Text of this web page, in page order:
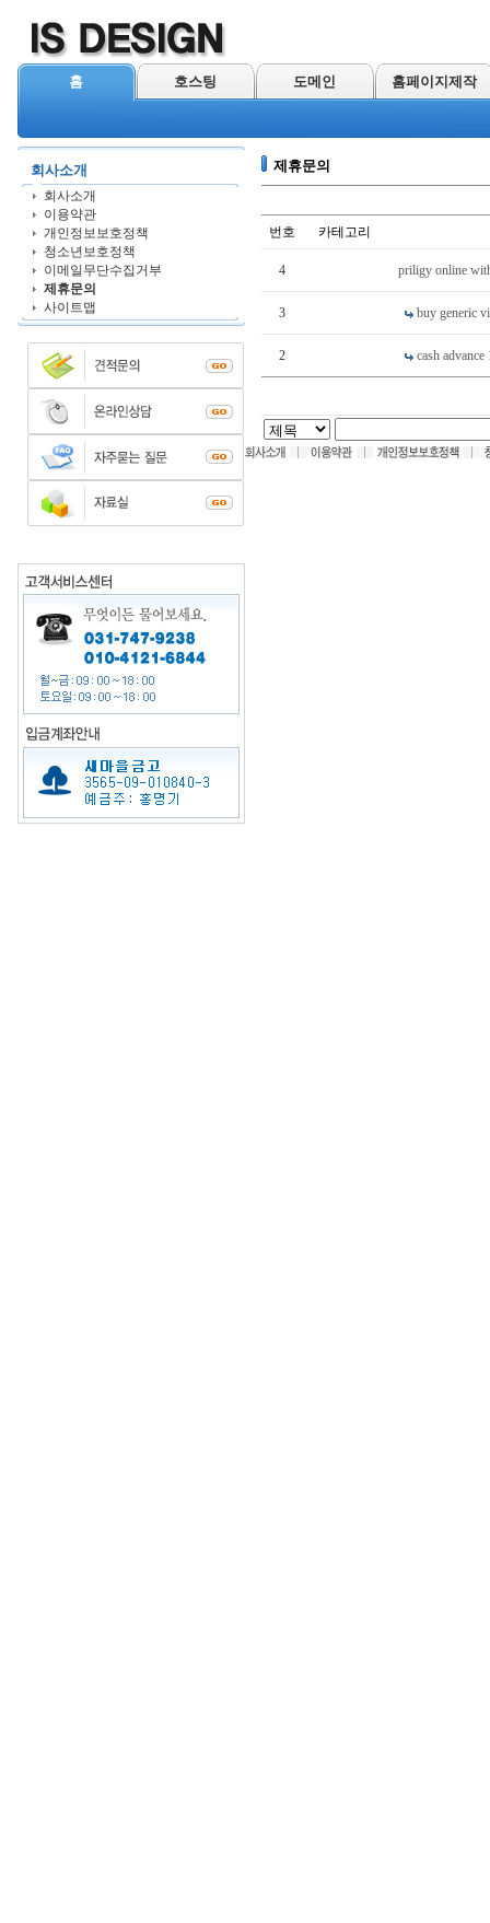
홈 호스팅 도메인 홈페이지제작
회사소개
회사소개
이용약관
개인정보보호정책
청소년보호정책
이메일무단수집거부
제휴문의
사이트맵
제휴문의
번호 카테고리
4 priligy online
3 buy generic
2 cash advance